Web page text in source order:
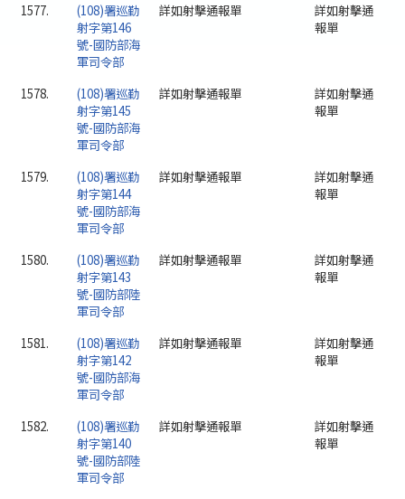
1577.
(108)署巡勤
射字第146
號-國防部海
軍司令部
詳如射擊通報單
詳如射擊通
報單
1578.
(108)署巡勤
射字第145
號-國防部海
軍司令部
詳如射擊通報單
詳如射擊通
報單
1579.
(108)署巡勤
射字第144
號-國防部海
軍司令部
詳如射擊通報單
詳如射擊通
報單
1580.
(108)署巡勤
射字第143
號-國防部陸
軍司令部
詳如射擊通報單
詳如射擊通
報單
1581.
(108)署巡勤
射字第142
號-國防部海
軍司令部
詳如射擊通報單
詳如射擊通
報單
1582.
(108)署巡勤
射字第140
號-國防部陸
軍司令部
詳如射擊通報單
詳如射擊通
報單